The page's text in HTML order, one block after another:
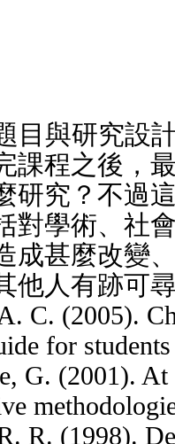
目與研究設
課程之後，
研究？不過
對學術、社
成甚麼改變
他人有跡可
C. (2005).
for
G. (2001).
R. (1998).